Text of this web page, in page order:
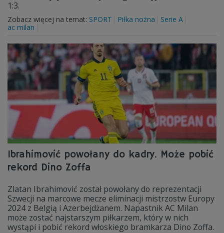
1:3.
Zobacz więcej na temat: SPORT Piłka nożna
Serie A
ac milan
Ibrahimović powołany do kadry. Może pobić
rekord Dino Zoffa
Zlatan Ibrahimović został powołany do reprezentacji
Szwecji na marcowe mecze eliminacji mistrzostw Europy
2024 z Belgią i Azerbejdżanem. Napastnik AC Milan
może zostać najstarszym piłkarzem, który w nich
wystąpi i pobić rekord włoskiego bramkarza Dino Zoffa.